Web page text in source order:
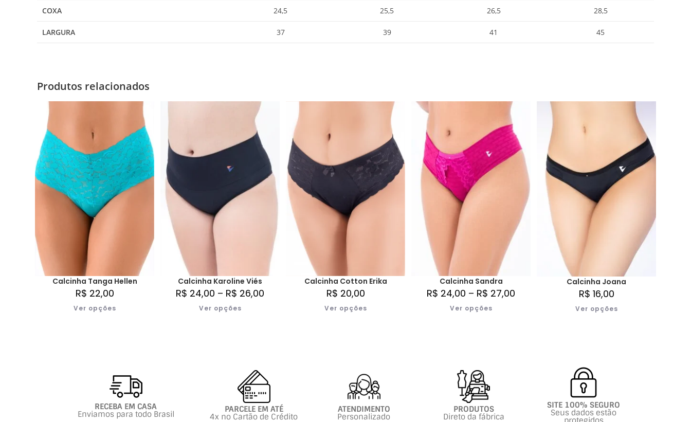
COXA 24,5 25,5 26,5 28,5
LARGURA 37 39 41 45
Produtos relacionados
Calcinha Tanga Hellen
R$ 22,00
Ver opções
Calcinha Karoline Viés
R$ 24,00 – R$ 26,00
Ver opções
Calcinha Cotton Erika
R$ 20,00
Ver opções
Calcinha Sandra
R$ 24,00 – R$ 27,00
Ver opções
Calcinha Joana
R$ 16,00
Ver opções
RECEBA EM CASA
Enviamos para todo Brasil PARCELE EM ATÉ
4x no Cartão de Crédito
ATENDIMENTO
Personalizado
PRODUTOS
Direto da fábrica
SITE 100% SEGURO
Seus dados estão